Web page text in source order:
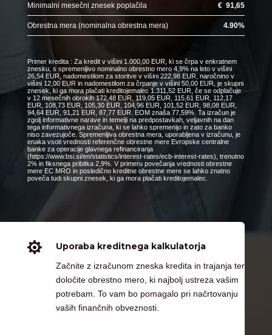
Minimalni mesečni znesek poplačila €91,65
Obrestna mera (nominalna obrestna mera) 4.90%
Primer kredita : Za kredit v višini 1.000,00 EUR, ki se črpa v enkratnem
znesku, s spremenljivo nominalno obrestno mero 4,9% na leto v višini
26,54 EUR, nadomestilom za storitve v višini 222,98 EUR, naročnino v
višini 12,00 EUR in nadomestilom za črpanje v višini 50,00 EUR, je skupni
znesek, ki ga mora plačati kreditojemalec 1.311,52 EUR, če se odplačuje
v 12 mesečnih obrokih 172,48 EUR, 119,05 EUR, 115,61 EUR, 112,17
EUR, 108,73 EUR, 105,30 EUR, 104,96 EUR, 101,52 EUR, 98,08 EUR,
94,64 EUR, 91,21 EUR, 87,77 EUR. EOM znaša 77,59%. Ta izračun je
zgolj informativne narave in temelji na predpostavkah, veljavnih na dan
tega informativnega izračuna, ki se lahko spremenijo in zato za banko
niso zavezujoče. Spremenljiva obrestna mera, uporabljena v izračunu, je
enaka vsoti vrednosti referenčne obrestne mere Evropske centralne
banke za operacije glavnega refinanciranja
(https://www.bsi.si/en/statistics/interest-rates/ecb-interest-rates), trenutno
2% in fiksnega pribitka 2,9%. V primeru povečanja vrednosti obrestne
mere EC MRO in posledično kreditne obrestne mere se lahko znatno
poveča tudi skupni znesek, ki ga mora plačati kreditojemalec.
 Uporaba kreditnega kalkulatorja
Začnite z izračunom zneska kredita in trajanja ter
določite obrestno mero, ki najbolj ustreza vašim
potrebam. To vam bo pomagalo pri načrtovanju
vaših finančnih obveznosti.